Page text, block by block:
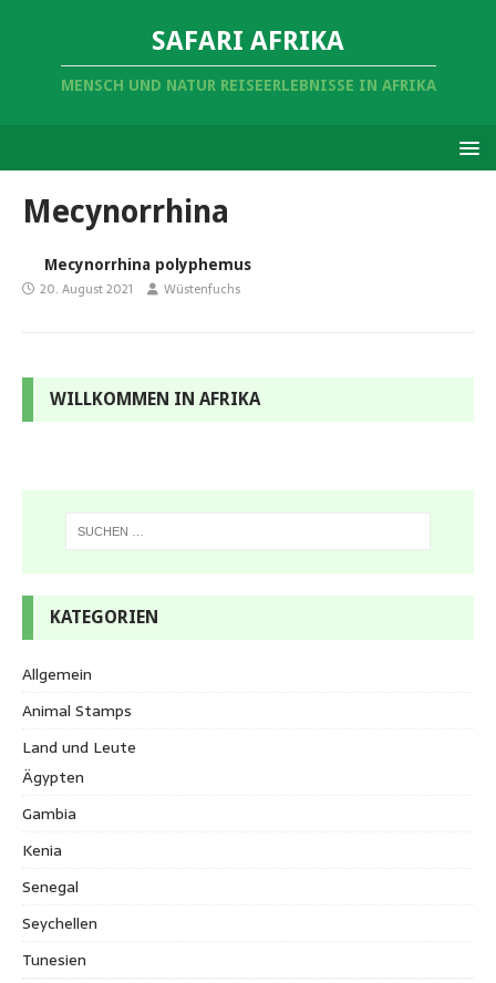
SAFARI AFRIKA
MENSCH UND NATUR REISEERLEBNISSE IN AFRIKA
Mecynorrhina
Mecynorrhina polyphemus
20. August 2021 Wüstenfuchs
WILLKOMMEN IN AFRIKA
KATEGORIEN
Allgemein
Animal Stamps
Land und Leute
Ägypten
Gambia
Kenia
Senegal
Seychellen
Tunesien